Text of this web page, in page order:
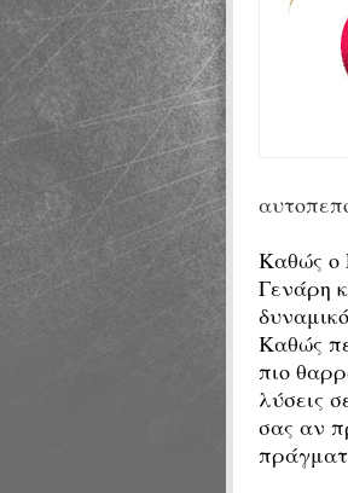
Καθώς ο
Γενάρη
Καθώς
πιο
λύσεις
σας αν